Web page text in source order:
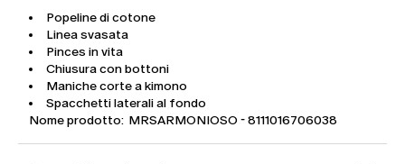
Popeline di cotone
Linea svasata
Pinces in vita
Chiusura con bottoni
Maniche corte a kimono
Spacchetti laterali al fondo
Nome prodotto: MRSARMONIOSO - 8111016706038